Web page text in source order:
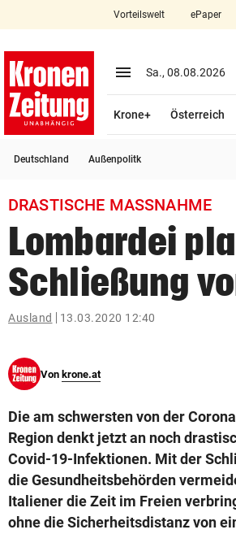
account_circle Anmelden
search
Suchbegriff
eingeben
© Krone Multimedia GmbH & Co KG 2026
Vorteilswelt ePaper
menu Menü aufklappen
Sa., 08.08.2026
Krone+ Österreich
Deutschland Außenpolitk
DRASTISCHE MASSNAHME
Lombardei
Schließung
Ausland 13.03.2020 12:40
Von krone.at
Die am schwersten von der
Region denkt jetzt an noch
Covid-19-Infektionen. Mit der
die Gesundheitsbehörden
Italiener die Zeit im Freien
ohne die Sicherheitsdistanz von